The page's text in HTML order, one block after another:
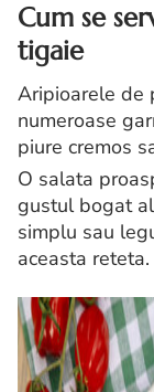
Cum se
tigaie
Aripioarele de
numeroase
piure cremos
O salata
gustul bogat
simplu sau
aceasta reteta.